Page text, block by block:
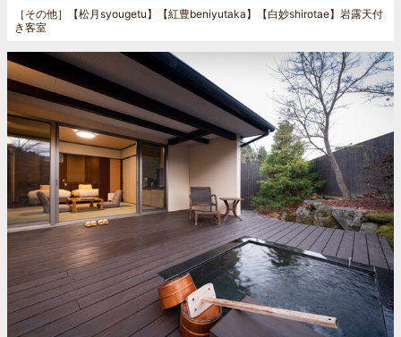
［その他］
【松月syougetu】【紅豊beniyutaka】【白妙shirotae】岩露天付
き客室